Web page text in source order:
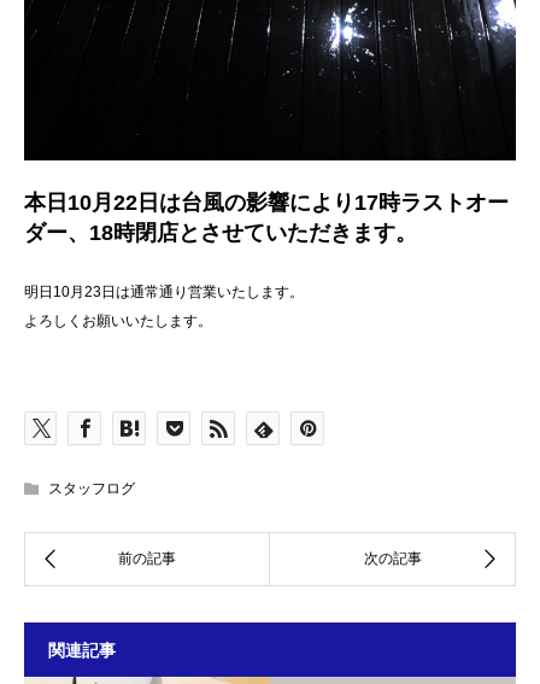
本日10月22日は台風の影響により17時ラストオー
ダー、18時閉店とさせていただきます。
明日10月23日は通常通り営業いたします。
よろしくお願いいたします。
スタッフログ
関連記事